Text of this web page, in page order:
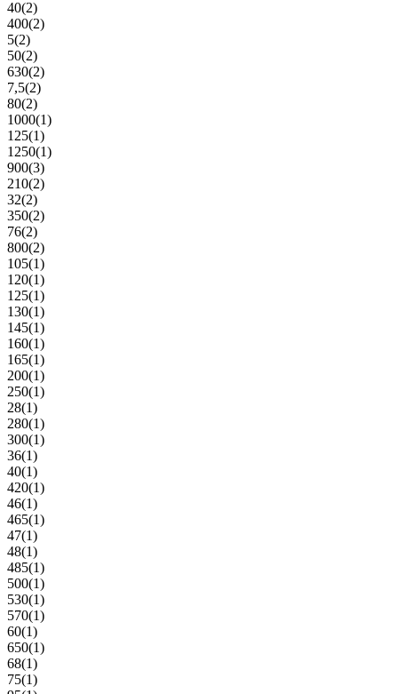
40(2)
400(2)
5(2)
50(2)
630(2)
7,5(2)
80(2)
1000(1)
125(1)
1250(1)
900(3)
210(2)
32(2)
350(2)
76(2)
800(2)
105(1)
120(1)
125(1)
130(1)
145(1)
160(1)
165(1)
200(1)
250(1)
28(1)
280(1)
300(1)
36(1)
40(1)
420(1)
46(1)
465(1)
47(1)
48(1)
485(1)
500(1)
530(1)
570(1)
60(1)
650(1)
68(1)
75(1)